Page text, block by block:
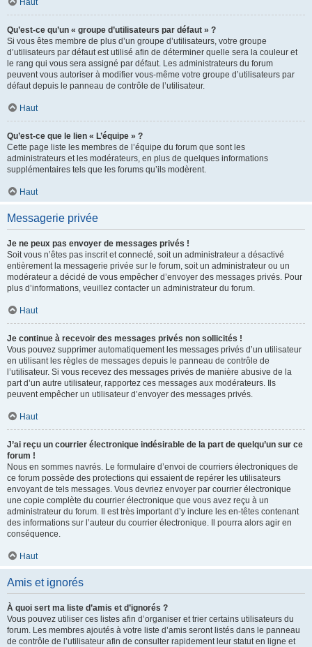
Haut
Qu’est-ce qu’un « groupe d’utilisateurs par défaut » ?
Si vous êtes membre de plus d’un groupe d’utilisateurs, votre groupe
d’utilisateurs par défaut est utilisé afin de déterminer quelle sera la couleur et
le rang qui vous sera assigné par défaut. Les administrateurs du forum
peuvent vous autoriser à modifier vous-même votre groupe d’utilisateurs par
défaut depuis le panneau de contrôle de l’utilisateur.
Haut
Qu’est-ce que le lien « L’équipe » ?
Cette page liste les membres de l’équipe du forum que sont les
administrateurs et les modérateurs, en plus de quelques informations
supplémentaires tels que les forums qu’ils modèrent.
Haut
Messagerie privée
Je ne peux pas envoyer de messages privés !
Soit vous n’êtes pas inscrit et connecté, soit un administrateur a désactivé
entièrement la messagerie privée sur le forum, soit un administrateur ou un
modérateur a décidé de vous empêcher d’envoyer des messages privés. Pour
plus d’informations, veuillez contacter un administrateur du forum.
Haut
Je continue à recevoir des messages privés non sollicités !
Vous pouvez supprimer automatiquement les messages privés d’un utilisateur
en utilisant les règles de messages depuis le panneau de contrôle de
l’utilisateur. Si vous recevez des messages privés de manière abusive de la
part d’un autre utilisateur, rapportez ces messages aux modérateurs. Ils
peuvent empêcher un utilisateur d’envoyer des messages privés.
Haut
J’ai reçu un courrier électronique indésirable de la part de quelqu’un sur ce
forum !
Nous en sommes navrés. Le formulaire d’envoi de courriers électroniques de
ce forum possède des protections qui essaient de repérer les utilisateurs
envoyant de tels messages. Vous devriez envoyer par courrier électronique
une copie complète du courrier électronique que vous avez reçu à un
administrateur du forum. Il est très important d’y inclure les en-têtes contenant
des informations sur l’auteur du courrier électronique. Il pourra alors agir en
conséquence.
Haut
Amis et ignorés
À quoi sert ma liste d’amis et d’ignorés ?
Vous pouvez utiliser ces listes afin d’organiser et trier certains utilisateurs du
forum. Les membres ajoutés à votre liste d’amis seront listés dans le panneau
de contrôle de l’utilisateur afin de consulter rapidement leur statut en ligne et